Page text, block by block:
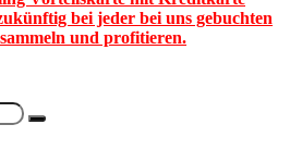
bei jeder bei uns gebuchten
und profitieren.